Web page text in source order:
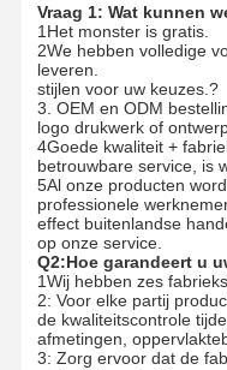
Vraag 1: Wat kunnen
1Het monster is gratis.
2We hebben volledige
leveren.
stijlen voor uw keuzes.?
3. OEM en ODM
logo drukwerk of
4Goede kwaliteit +
betrouwbare service, is
5Al onze producten
professionele
effect buitenlandse
op onze service.
Q2:Hoe garandeert u
1Wij hebben zes
2: Voor elke partij
de kwaliteitscontrole
afmetingen,
3: Zorg ervoor dat de